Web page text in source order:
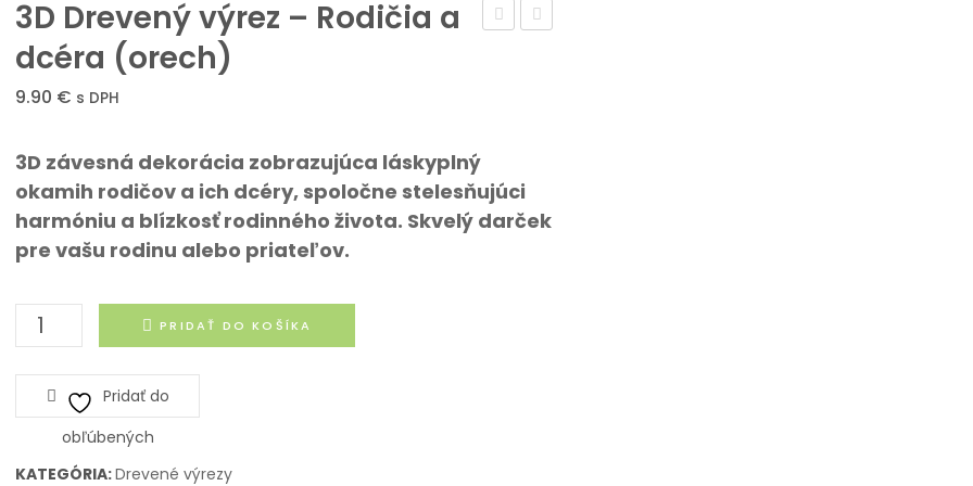
dcéra
(dub)
syn
(dub)
3D Drevený výrez – Rodičia a
dcéra (orech)
9.90 € s DPH
3D závesná dekorácia zobrazujúca láskyplný
okamih rodičov a ich dcéry, spoločne stelesňujúci
harmóniu a blízkosť rodinného života. Skvelý darček
pre vašu rodinu alebo priateľov.
množstvo
3D
Drevený
výrez
-
a
PRIDAŤ DO KOŠÍKA
Pridať do
obľúbených
KATEGÓRIA:Drevené výrezy